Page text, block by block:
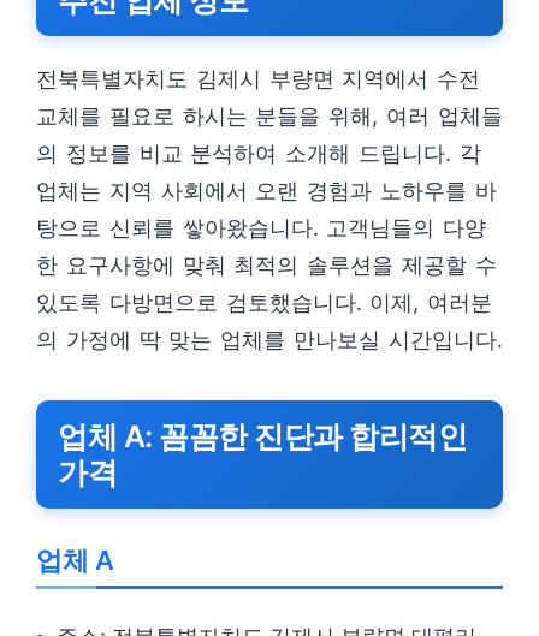
전북특별자치도 김제시 부량면 지역에서 수전
교체를 필요로 하시는 분들을 위해, 여러 업체들
의 정보를 비교 분석하여 소개해 드립니다. 각
업체는 지역 사회에서 오랜 경험과 노하우를 바
탕으로 신뢰를 쌓아왔습니다. 고객님들의 다양
한 요구사항에 맞춰 최적의 솔루션을 제공할 수
있도록 다방면으로 검토했습니다. 이제, 여러분
의 가정에 딱 맞는 업체를 만나보실 시간입니다.
업체 A: 꼼꼼한 진단과 합리적인
가격
업체 A